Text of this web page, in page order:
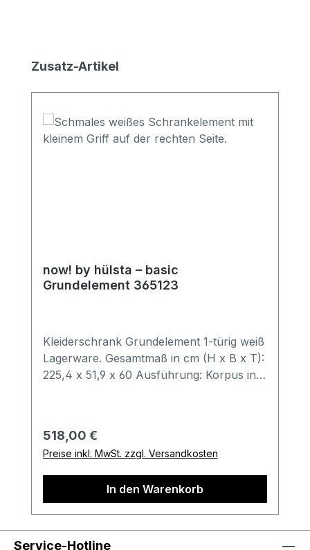
Produktgalerie überspringen
Zusatz-Artikel
now! by hülsta – basic
Grundelement 365123
Kleiderschrank Grundelement 1-türig weiß
Lagerware. Gesamtmaß in cm (H x B x T):
225,4 x 51,9 x 60 Ausführung: Korpus in
Inneneinteilung mit 1 Einlegeboden und 1
Kleiderstange Türanschlag rechts (Artikel-
Nr. 365123) Bestell-Informationen: Im
Anschluss an Ihren Bestellvorgang wird
auch weitere Sonderwünsche
Regulärer Preis:
518,00 €
Preise inkl. MwSt. zzgl. Versandkosten
In den Warenkorb
Service-Hotline